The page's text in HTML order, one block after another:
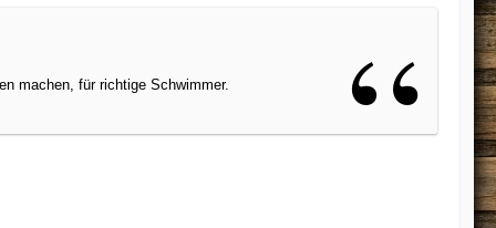
machen, für richtige Schwimmer.